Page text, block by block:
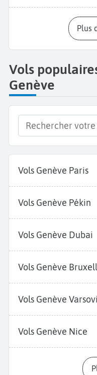
Vols
Genève
Vols Genève Paris
Vols Genève Pékin
Vols Genève Dubai
Vols Genève
Vols Genève
Vols Genève Nice